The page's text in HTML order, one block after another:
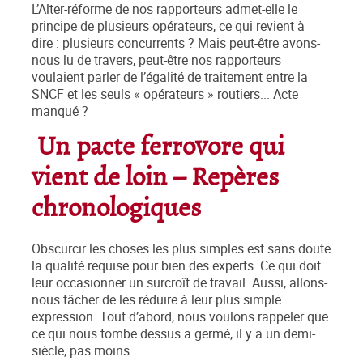
L’Alter-réforme de nos rapporteurs admet-elle le
principe de plusieurs opérateurs, ce qui revient à
dire : plusieurs concurrents ? Mais peut-être avons-
nous lu de travers, peut-être nos rapporteurs
voulaient parler de l’égalité de traitement entre la
SNCF et les seuls « opérateurs » routiers... Acte
manqué ?
Un pacte ferrovore qui
vient de loin – Repères
chronologiques
Obscurcir les choses les plus simples est sans doute
la qualité requise pour bien des experts. Ce qui doit
leur occasionner un surcroît de travail. Aussi, allons-
nous tâcher de les réduire à leur plus simple
expression. Tout d’abord, nous voulons rappeler que
ce qui nous tombe dessus a germé, il y a un demi-
siècle, pas moins.